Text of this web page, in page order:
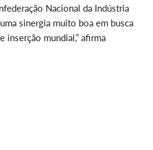
Nacional da Indústria
sinergia muito boa em busca
inserção mundial,” afirma